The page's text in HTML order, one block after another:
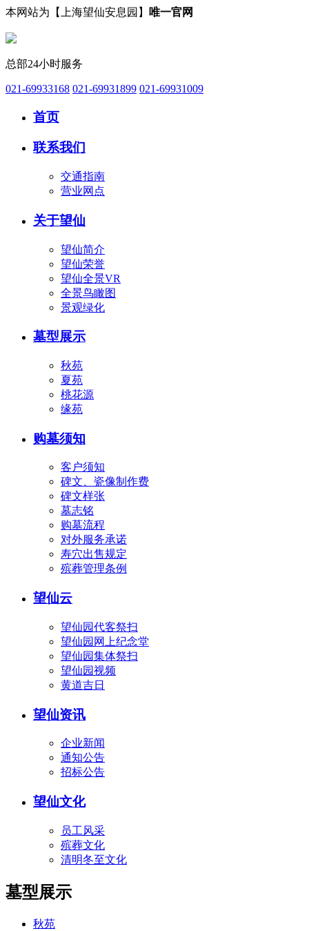
本网站为【上海望仙安息园】 唯一官网
总部24小时服务
021-69933168 021-69931899 021-69931009
首页
联系我们
交通指南
营业网点
关于望仙
望仙简介
望仙荣誉
望仙全景VR
全景鸟瞰图
景观绿化
墓型展示
秋苑
夏苑
桃花源
缘苑
购墓须知
客户须知
碑文、瓷像制作费
碑文样张
墓志铭
购墓流程
对外服务承诺
寿穴出售规定
殡葬管理条例
望仙云
望仙园代客祭扫
望仙园网上纪念堂
望仙园集体祭扫
望仙园视频
黄道吉日
望仙资讯
企业新闻
通知公告
招标公告
望仙文化
员工风采
殡葬文化
清明冬至文化
墓型展示
秋苑